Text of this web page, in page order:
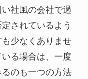
社風の会社で過
されているよう
少なくありませ
る場合は、一度
のも一つの方法